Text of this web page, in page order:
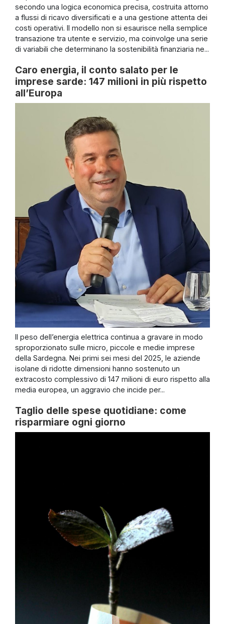
secondo una logica economica precisa, costruita attorno
a flussi di ricavo diversificati e a una gestione attenta dei
costi operativi. Il modello non si esaurisce nella semplice
transazione tra utente e servizio, ma coinvolge una serie
di variabili che determinano la sostenibilità finanziaria ne...
Caro energia, il conto salato per le
imprese sarde: 147 milioni in più rispetto
all’Europa
Il peso dell’energia elettrica continua a gravare in modo
sproporzionato sulle micro, piccole e medie imprese
della Sardegna. Nei primi sei mesi del 2025, le aziende
isolane di ridotte dimensioni hanno sostenuto un
extracosto complessivo di 147 milioni di euro rispetto alla
media europea, un aggravio che incide per...
Taglio delle spese quotidiane: come
risparmiare ogni giorno